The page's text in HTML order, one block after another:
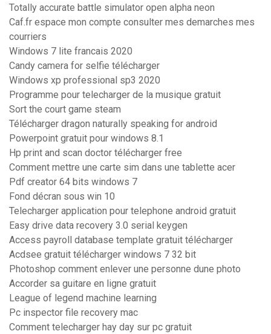
Totally accurate battle simulator open alpha neon
Caf.fr espace mon compte consulter mes demarches mes
courriers
Windows 7 lite francais 2020
Candy camera for selfie télécharger
Windows xp professional sp3 2020
Programme pour telecharger de la musique gratuit
Sort the court game steam
Télécharger dragon naturally speaking for android
Powerpoint gratuit pour windows 8.1
Hp print and scan doctor télécharger free
Comment mettre une carte sim dans une tablette acer
Pdf creator 64 bits windows 7
Fond décran sous win 10
Telecharger application pour telephone android gratuit
Easy drive data recovery 3.0 serial keygen
Access payroll database template gratuit télécharger
Acdsee gratuit télécharger windows 7 32 bit
Photoshop comment enlever une personne dune photo
Accorder sa guitare en ligne gratuit
League of legend machine learning
Pc inspector file recovery mac
Comment telecharger hay day sur pc gratuit